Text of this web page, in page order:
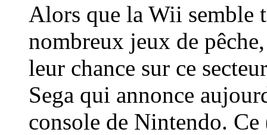
Alors que la Wii semble
nombreux jeux de
leur chance sur ce
Sega qui annonce
console de Nintendo. Ce